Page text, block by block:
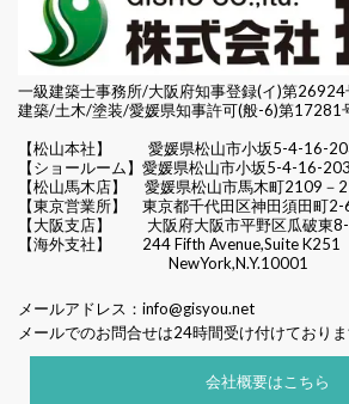
一級建築士事務所/大阪府知事登録(イ)第26924
建築/土木/塗装/愛媛県知事許可(般-6)第17281
【松山本社】
愛媛県松山市小坂5-4-16-
【ショールーム】愛媛県松山市小坂5-4-16-203
【松山馬木店】 愛媛県松山市馬木町2109－2
【東京営業所】 東京都千代田区神田須田町2-
【大阪支店】 大阪府大阪市平野区瓜破東
【海外支社】 244 Fifth Avenue,Suite K251
NewYork,N.Y.10001
メールアドレス： info@gisyou.net
メールでのお問合せは24時間受け付けておりま
会社概要はこちら